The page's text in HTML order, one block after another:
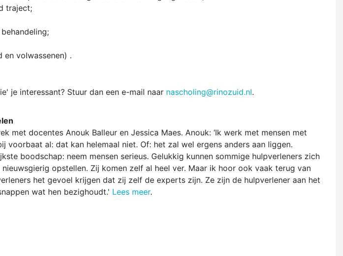
traject;
en volwassenen) .
je interessant? Stuur dan een e-mail naar nascholing@rinozuid.nl.
met docentes Anouk Balleur en Jessica Maes. Anouk: ‘Ik werk met mensen met
voorbaat al: dat kan helemaal niet. Of: het zal wel ergens anders aan liggen.
boodschap: neem mensen serieus. Gelukkig kunnen sommige hulpverleners zich
opstellen. Zij komen zelf al heel ver. Maar ik hoor ook vaak terug van
het gevoel krijgen dat zij zelf de experts zijn. Ze zijn de hulpverlener aan het
wat hen bezighoudt.' Lees meer.